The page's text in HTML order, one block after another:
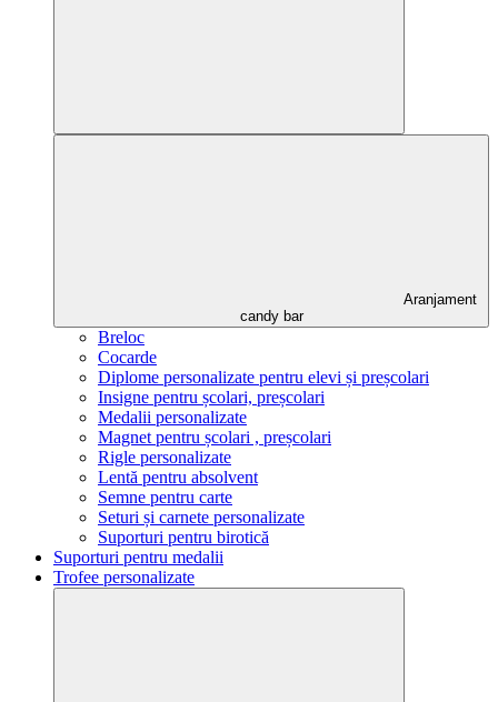
Aranjament
candy bar
Breloc
Cocarde
Diplome personalizate pentru elevi și preșcolari
Insigne pentru școlari, preșcolari
Medalii personalizate
Magnet pentru școlari , preșcolari
Rigle personalizate
Lentă pentru absolvent
Semne pentru carte
Seturi și carnete personalizate
Suporturi pentru birotică
Suporturi pentru medalii
Trofee personalizate